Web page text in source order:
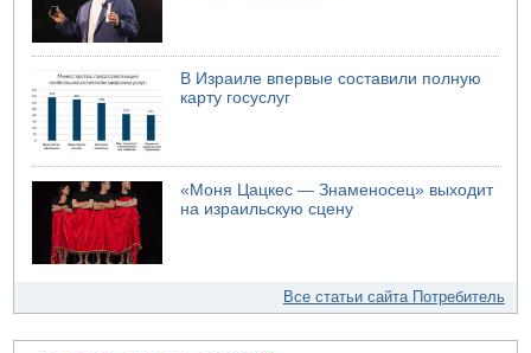
В Израиле впервые составили полную
карту госуслуг
«Моня Цацкес — Знаменосец» выходит
на израильскую сцену
Все статьи сайта Потребитель